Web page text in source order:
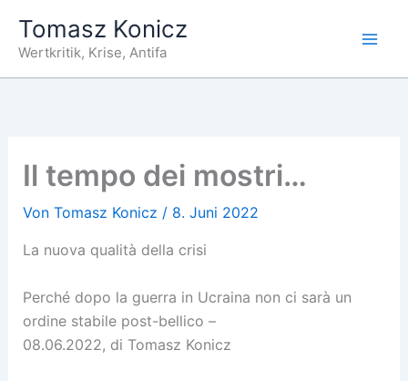
Inhalt
springen
Tomasz Konicz
Wertkritik, Krise, Antifa
Il tempo dei mostri…
Von Tomasz Konicz / 8. Juni 2022
La nuova qualità della crisi
Perché dopo la guerra in Ucraina non ci sarà un
ordine stabile post-bellico –
08.06.2022, di Tomasz Konicz